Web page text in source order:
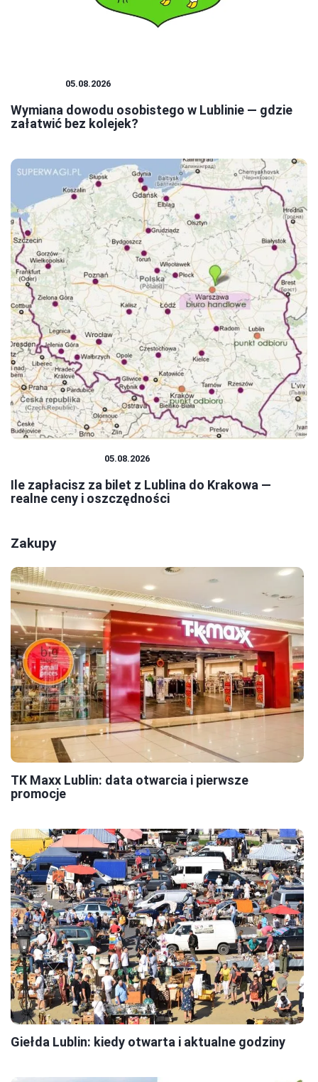
05.08.2026
Wymiana dowodu osobistego w Lublinie — gdzie
załatwić bez kolejek?
05.08.2026
Ile zapłacisz za bilet z Lublina do Krakowa —
realne ceny i oszczędności
Zakupy
TK Maxx Lublin: data otwarcia i pierwsze
promocje
Giełda Lublin: kiedy otwarta i aktualne godziny